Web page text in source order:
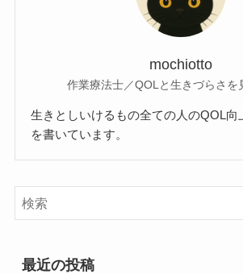
mochiotto
作業療法士／QOLと生きづらさを
生きとしいけるもの全ての人のQOL向
を書いています。
最近の投稿